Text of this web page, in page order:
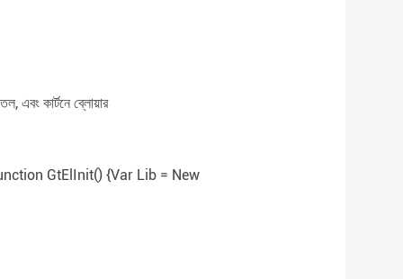
এবং কার্টনে ব্লোয়ার
GtElInit() {var Lib = New